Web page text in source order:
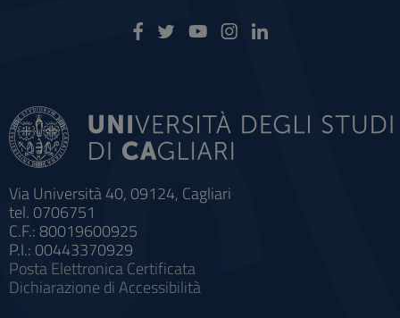
Via Università 40, 09124, Cagliari
tel. 0706751
C.F.: 80019600925
P.I.: 00443370929
Posta Elettronica Certificata
Dichiarazione di Accessibilità